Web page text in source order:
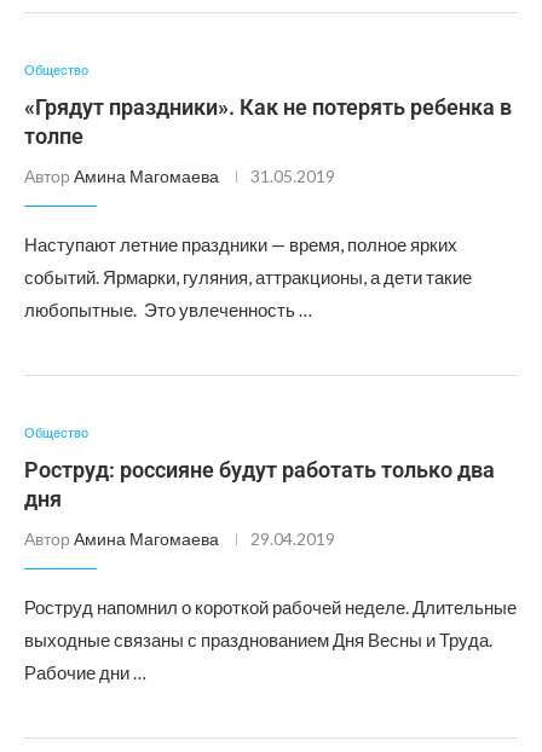
Общество
«Грядут праздники». Как не потерять ребенка в
толпе
Автор Амина Магомаева 31.05.2019
Наступают летние праздники — время, полное ярких
событий. Ярмарки, гуляния, аттракционы, а дети такие
любопытные. Это увлеченность …
Общество
Роструд: россияне будут работать только два
дня
Автор Амина Магомаева 29.04.2019
Роструд напомнил о короткой рабочей неделе. Длительные
выходные связаны с празднованием Дня Весны и Труда.
Рабочие дни …